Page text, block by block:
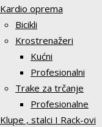
Kardio oprema
Bicikli
Krostrenažeri
Kućni
Profesionalni
Trake za trčanje
Profesionalne
Klupe , stalci I Rack-ovi